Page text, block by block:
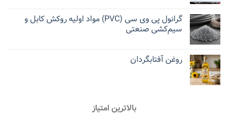
گرانول پی وی سی (PVC) مواد اولیه روکش کابل و
سیم‌کشی صنعتی
روغن آفتابگردان
بالاترین امتیاز